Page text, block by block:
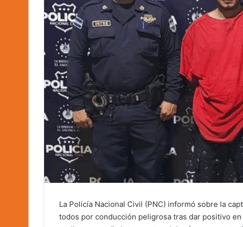
La Policía Nacional Civil (PNC) informó sobre la
todos por conducción peligrosa tras dar positivo